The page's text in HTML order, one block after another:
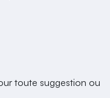
toute suggestion ou